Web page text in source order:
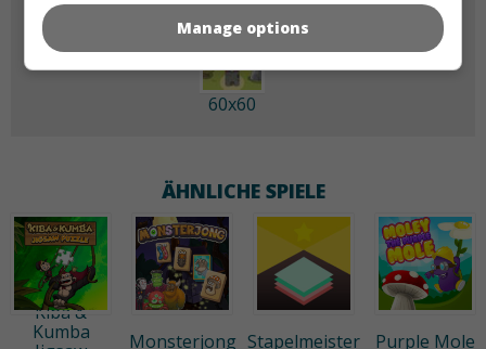
60x60
ÄHNLICHE SPIELE
Kiba &
Kumba
Monsterjong Stapelmeister Purple Mole
Manage options